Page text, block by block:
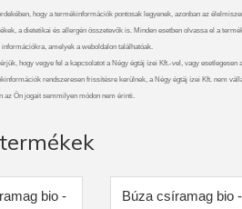
hogy a termékinformációk pontosak legyenek, azonban az
a dietetikai és allergén összetevők is. Minden esetben olvassa el a
információkra, amelyek a weboldalon találhatóak.
hogy vegye fel a kapcsolatot a Négy égtáj ízei Kft.-vel, vagy esetlegesen
rendszeresen frissítésre kerülnek, a Négy égtáj ízei Kft. nem
az Ön jogait semmilyen módon nem érinti.
bio -
Búza csíramag bio